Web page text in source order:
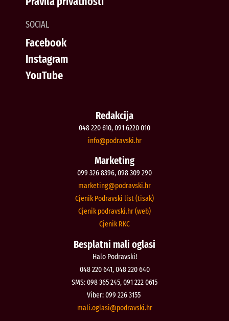
SOCIAL
Facebook
Instagram
YouTube
Redakcija
048 220 610, 091 6220 010
rh.iksvardop
@ofni
Marketing
099 326 8396, 098 309 290
rh.iksvardop
@gnitekram
Cjenik Podravski list (tisak)
Cjenik podravski.hr (web)
Cjenik RKC
Besplatni mali oglasi
Halo Podravski!
048 220 641, 048 220 640
SMS: 098 365 245, 091 222 0615
Viber: 099 226 3155
rh.iksvardop
@isalgo.ilam